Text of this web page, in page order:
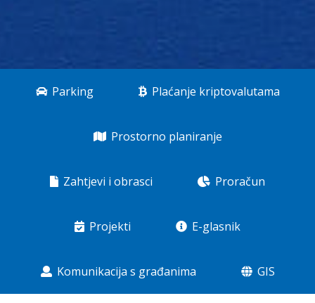
Parking Plaćanje kriptovalutama
Prostorno planiranje
Zahtjevi i obrasci Proračun
Projekti E-glasnik
Komunikacija s građanima GIS